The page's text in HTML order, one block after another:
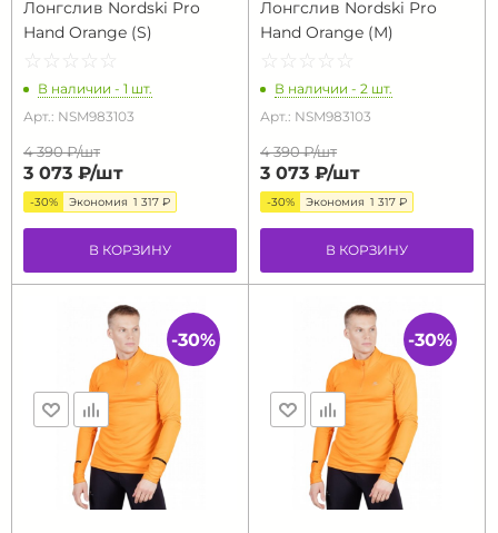
Лонгслив Nordski Pro
Hand Orange (S)
☆ ☆ ☆ ☆ ☆
★ ★ ★ ★ ★
В наличии - 1 шт.
Арт.: NSM983103
4 390 ₽/шт
3 073 ₽/шт
-30% Экономия 1 317 ₽
В КОРЗИНУ
Лонгслив Nordski Pro
Hand Orange (M)
☆ ☆ ☆ ☆ ☆
★ ★ ★ ★ ★
В наличии - 2 шт.
Арт.: NSM983103
4 390 ₽/шт
3 073 ₽/шт
-30% Экономия 1 317 ₽
В КОРЗИНУ
-30% -30%